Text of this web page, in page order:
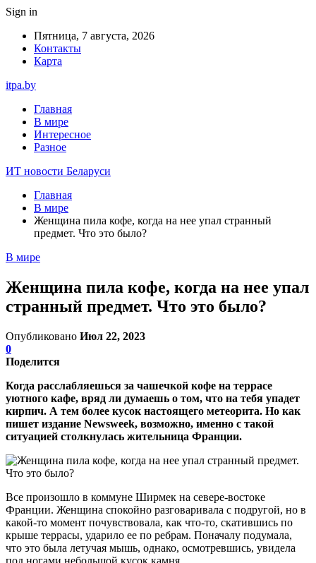
Sign in
Пятница, 7 августа, 2026
Контакты
Карта
itpa.by
Главная
В мире
Интересное
Разное
ИТ новости Беларуси
Главная
В мире
Женщина пила кофе, когда на нее упал странный
предмет. Что это было?
В мире
Женщина пила кофе, когда на нее упал
странный предмет. Что это было?
Опубликовано Июл 22, 2023
0
Поделится
Когда расслабляешься за чашечкой кофе на террасе
уютного кафе, вряд ли думаешь о том, что на тебя упадет
кирпич. А тем более кусок настоящего метеорита. Но как
пишет издание Newsweek, возможно, именно с такой
ситуацией столкнулась жительница Франции.
Все произошло в коммуне Ширмек на севере-востоке
Франции. Женщина спокойно разговаривала с подругой, но в
какой-то момент почувствовала, как что-то, скатившись по
крыше террасы, ударило ее по ребрам. Поначалу подумала,
что это была летучая мышь, однако, осмотревшись, увидела
под ногами небольшой кусок камня.